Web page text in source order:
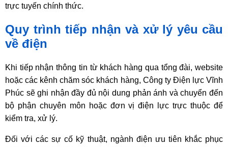
trực tuyến chính thức.
Quy trình tiếp nhận và xử lý yêu cầu
về điện
Khi tiếp nhận thông tin từ khách hàng qua tổng đài, website
hoặc các kênh chăm sóc khách hàng, Công ty Điện lực Vĩnh
Phúc sẽ ghi nhận đầy đủ nội dung phản ánh và chuyển đến
bộ phận chuyên môn hoặc đơn vị điện lực trực thuộc để
kiểm tra, xử lý.
Đối với các sự cố kỹ thuật, ngành điện ưu tiên khắc phục